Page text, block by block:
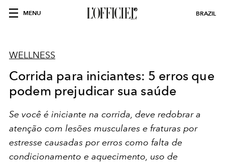
MENU BRAZIL
WELLNESS
Corrida para iniciantes: 5 erros que
podem prejudicar sua saúde
Se você é iniciante na corrida, deve redobrar a
atenção com lesões musculares e fraturas por
estresse causadas por erros como falta de
condicionamento e aquecimento, uso de